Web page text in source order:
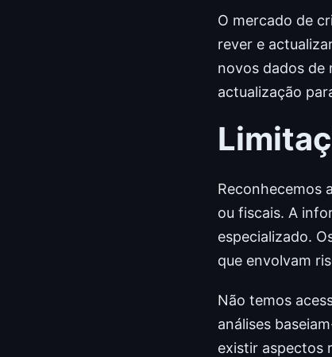
O mercado de
rever e
novos dados de
actualização
Reconhecemos
ou fiscais. A
especializado.
que envolvam
Não temos
análises
existir aspectos